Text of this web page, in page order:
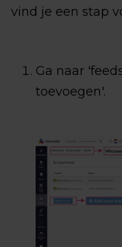
vind je een stap
Ga naar
toevoegen'.